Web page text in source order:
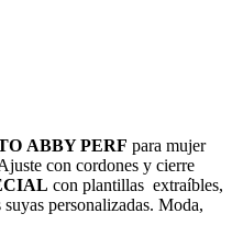
ABBY PERF para mujer
con cordones y cierre
con plantillas extraíbles,
personalizadas. Moda,